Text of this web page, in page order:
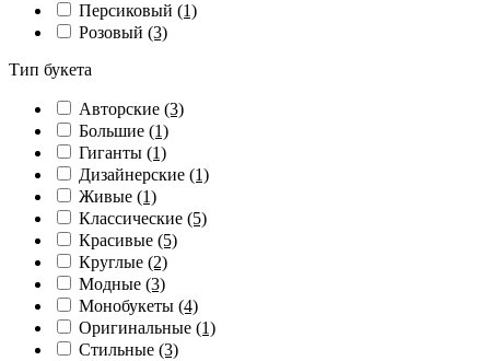
Персиковый (1)
Розовый (3)
Тип букета
Авторские (3)
Большие (1)
Гиганты (1)
Дизайнерские (1)
Живые (1)
Классические (5)
Красивые (5)
Круглые (2)
Модные (3)
Монобукеты (4)
Оригинальные (1)
Стильные (3)